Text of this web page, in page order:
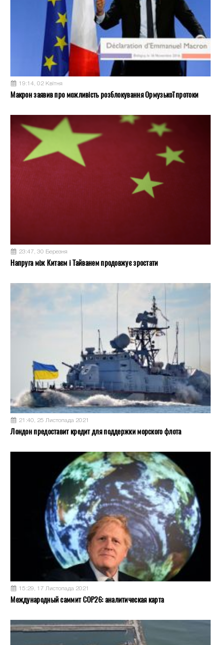
19:14, 02 Квітня
Макрон заявив про можливість розблокування Ормузької протоки
23:47, 30 Березня
Напруга між Китаєм і Тайванем продовжує зростати
21:40, 25 Листопада 2021
Лондон предоставит кредит для поддержки морского флота
15:29, 17 Листопада 2021
Международный саммит COP26: аналитическая карта